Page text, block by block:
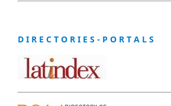
D I R E C T O R I E S - P O R T A L S